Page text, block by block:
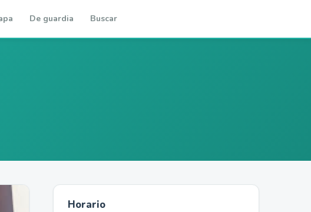
De guardia Buscar
Horario